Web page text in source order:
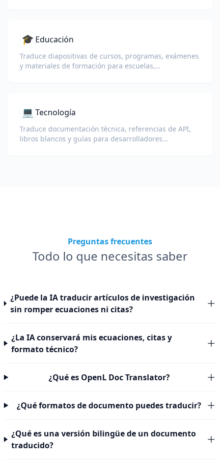
🎓 Educación
Traduce diapositivas de cursos, programas, exámenes
y materiales de formación para escuelas,
💻 Tecnología
Traduce documentación técnica, referencias de API,
libros blancos y guías para desarrolladores
Preguntas frecuentes
Todo lo que necesitas saber
¿Puede la IA traducir artículos de investigación
sin romper ecuaciones ni citas?
¿La IA conservará mis ecuaciones, citas y
formato técnico?
¿Qué es OpenL Doc Translator?
¿Qué formatos de documento puedes traducir?
¿Qué es una versión bilingüe de un documento
traducido?